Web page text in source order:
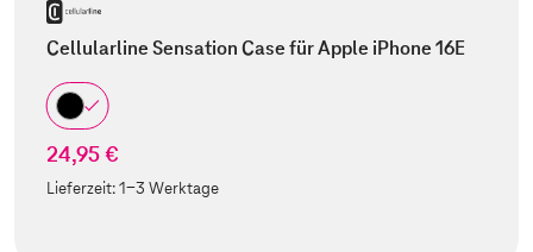
Cellularline Sensation Case für Apple iPhone 16E
24,95 €
Lieferzeit:1-3 Werktage